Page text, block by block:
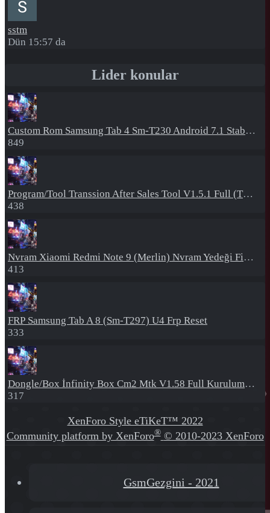
sstm
Dün 15:57 da
Lider konular
Custom Rom Samsung Tab 4 Sm-T230 Android 7.1 Stabil Eba Destekli Yazılım
849
Program/Tool Transsion After Sales Tool V1.5.1 Full (Tüm Mtk Işlemcili Cihazları Meta Moda Alma)
438
Nvram Xiaomi Redmi Note 9 (Merlin) Nvram Yedeği Fix Nv By Dft Pro
413
FRP Samsung Tab A 8 (Sm-T297) U4 Frp Reset
333
Dongle/Box İnfinity Box Cm2 Mtk V1.58 Full Kurulum+Crack
317
XenForo Style eTiKeT™ 2022
Community platform by XenForo® © 2010-2023 XenForo
GsmGezgini - 2021